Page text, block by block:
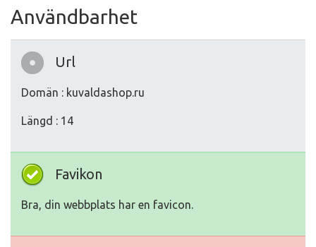
Användbarhet
Url
Domän : kuvaldashop.ru
Längd : 14
Favikon
Bra, din webbplats har en favicon.